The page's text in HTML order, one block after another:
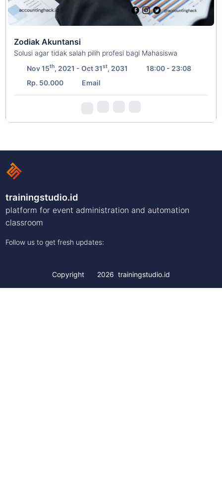
Zodiak Akuntansi
Solusi agar tidak salah pilih profesi bagi Mahasiswa
Nov 15th, 2021 - Oct 31st, 2031
18:00 - 23:08
Rp. 50.000
Email
trainingstudio.id
platform for event administration and automation
classroom
Follow us to get fresh updates:
Copyright 2026 trainingstudio.id